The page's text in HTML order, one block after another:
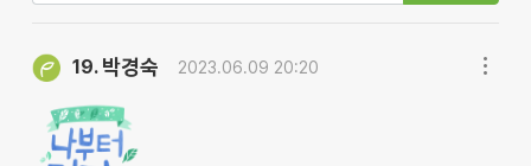
19. 박경숙 2023.06.09 20:20